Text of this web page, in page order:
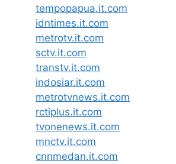
tempopapua.it.com
idntimes.it.com
metrotv.it.com
sctv.it.com
transtv.it.com
indosiar.it.com
metrotvnews.it.com
rctiplus.it.com
tvonenews.it.com
mnctv.it.com
cnnmedan.it.com